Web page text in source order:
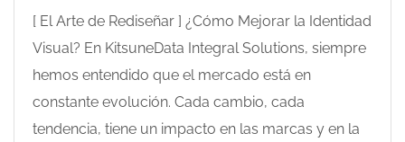
[ El Arte de Rediseñar ] ¿Cómo Mejorar la Identidad
Visual? En KitsuneData Integral Solutions, siempre
hemos entendido que el mercado está en
constante evolución. Cada cambio, cada
tendencia, tiene un impacto en las marcas y en la